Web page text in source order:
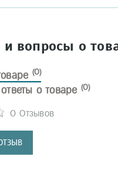
вопросы о
(0)
0 Отзывов
о товаре (0)